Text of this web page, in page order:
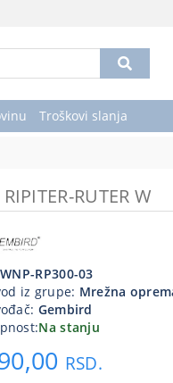
Troškovi slanja
RUTER W
WNP-RP300-03
iz grupe: Mrežna
Gembird
Na stanju
RSD.